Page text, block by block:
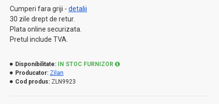
Cumperi fara griji - detalii
30 zile drept de retur.
Plata online securizata.
Pretul include TVA.
Disponibilitate:
IN STOC FURNIZOR
Producator: Zilan
Cod produs: ZLN9923